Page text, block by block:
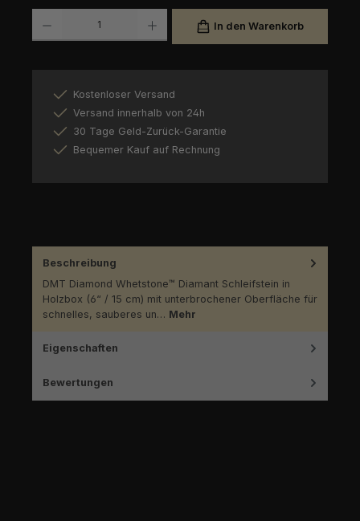
In den Warenkorb
Kostenloser Versand
Versand innerhalb von 24h
30 Tage Geld-Zurück-Garantie
Bequemer Kauf auf Rechnung
Beschreibung
DMT Diamond Whetstone™ Diamant Schleifstein in
Holzbox (6“ / 15 cm) mit unterbrochener Oberfläche für
schnelles, sauberes un… Mehr
Eigenschaften
Bewertungen